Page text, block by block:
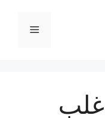
فهرست